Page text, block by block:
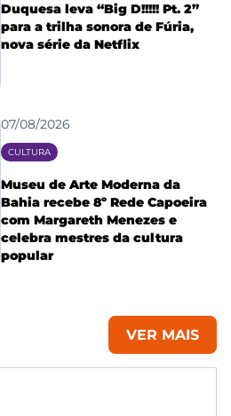
Duquesa leva “Big D!!!!! Pt. 2”
para a trilha sonora de Fúria,
nova série da Netflix
07/08/2026
CULTURA
Museu de Arte Moderna da
Bahia recebe 8º Rede Capoeira
com Margareth Menezes e
celebra mestres da cultura
popular
VER MAIS